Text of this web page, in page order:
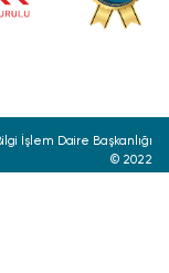
İşlem Daire Başkanlığı
© 2022